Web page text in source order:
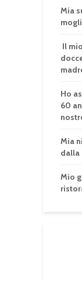
Mia
Il
Ho
60
Mia
dalla
Mio